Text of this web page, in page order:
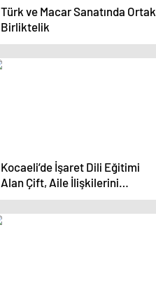
Türk ve Macar Sanatında Ortak
Birliktelik
Kocaeli’de İşaret Dili Eğitimi
Alan Çift, Aile İlişkilerini
Güçlendirdi